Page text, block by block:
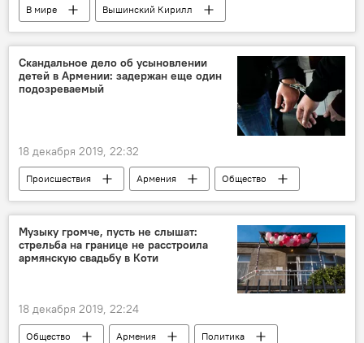
В мире
Вышинский Кирилл
свобода
Голос
журналисты
власть
Скандальное дело об усыновлении
детей в Армении: задержан еще один
подозреваемый
18 декабря 2019, 22:32
Происшествия Армения
Общество
дело
усыновление детей
гражданин
Новости Армения
Музыку громче, пусть не слышат:
стрельба на границе не расстроила
армянскую свадьбу в Коти
18 декабря 2019, 22:24
Общество Армения
Политика